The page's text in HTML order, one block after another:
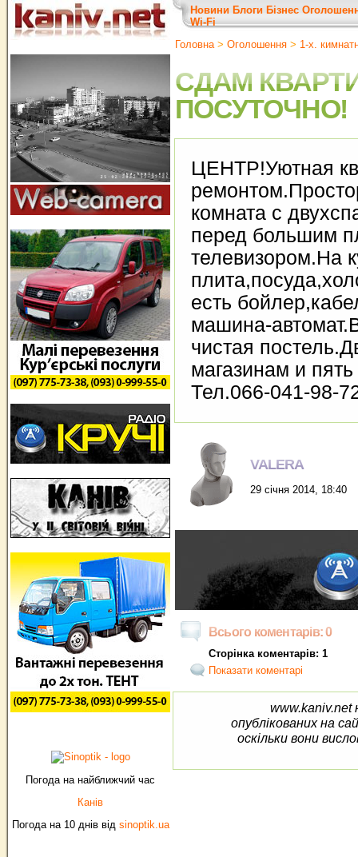
Погода на найближчий час
Канів
Погода на 10 днів від sinoptik.ua
Новини Блоги Бізнес
Wi-Fi
Головна> Оголошення > 1-х.
СДАМ
ПОСУТОЧНО!
ЦЕНТР!Уютная
комната с
перед большим
телевизором.На
есть
машина-
чистая
магазинам и
Тел.066-041-98-
VALERA
29 січня 2014, 18:40
Всього коментарів: 0
Сторінка коментарів: 1
Показати коментарі
www.kaniv.net
опублікованих на
оскільки вони